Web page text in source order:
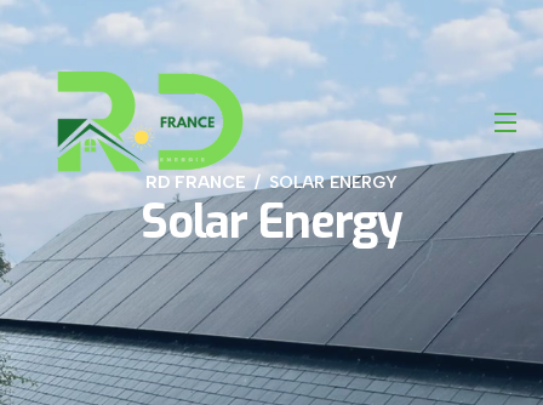
RD FRANCE SOLAR ENERGY
Solar Energy